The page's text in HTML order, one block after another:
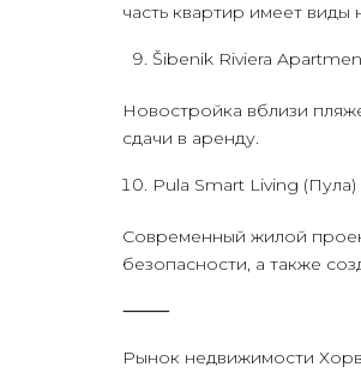
часть квартир имеет
Šibenik Riviera
Новостройка вблизи
сдачи в аренду.
Pula Smart Living (Пула)
Современный жилой
безопасности, а также
⸻
Рынок недвижимости